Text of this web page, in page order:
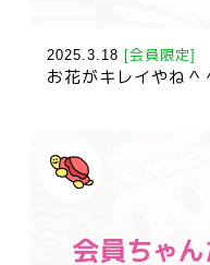
2025.3.18 [会員限定]
お花がキレイやね＾